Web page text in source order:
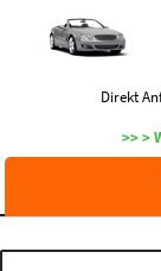
Direkt
>> >